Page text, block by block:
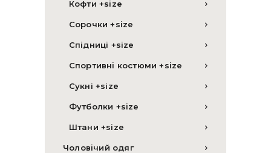
Кофти +size
Сорочки +size
Спідниці +size
Спортивні костюми +size
Сукні +size
Футболки +size
Штани +size
Чоловічий одяг